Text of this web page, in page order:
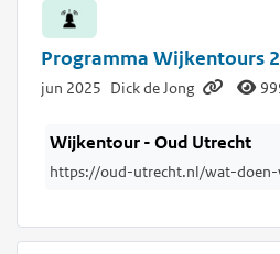
Programma Wijkentours
jun 2025 Dick de Jong
Wijkentour - Oud Utrecht
https://oud-utrecht.nl/wat-